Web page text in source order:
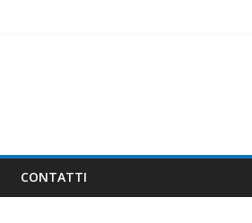
CONTATTI